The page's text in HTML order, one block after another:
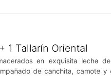
1 Tallarín Oriental
en exquisita leche
de canchita, camote y